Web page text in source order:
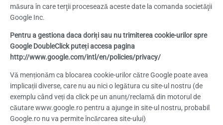
măsura în care terţii procesează aceste date la comanda societăţii
Google Inc.
Pentru a gestiona daca doriți sau nu trimiterea cookie-urilor spre
Google DoubleClick puteți accesa pagina
http://www.google.com/intl/en/policies/privacy/
Vă menționăm ca blocarea cookie-urilor către Google poate avea
implicații diverse, care nu au nici o legătura cu site-ul nostru (de
exemplu când veți da click pe un anunț/reclamă din motorul de
căutare www.google.ro pentru a ajunge in site-ul nostru, probabil
Google.ro nu va permite încărcarea site-ului)